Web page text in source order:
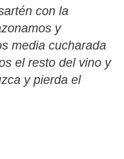
con la
y
media cucharada
el resto del vino y
y pierda el